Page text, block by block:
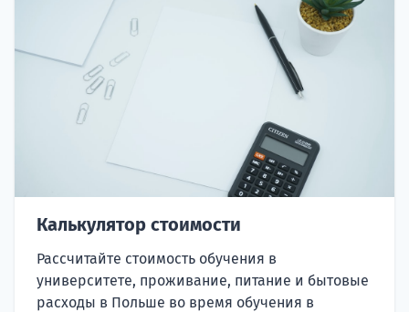
Калькулятор стоимости
Рассчитайте стоимость обучения в
университете, проживание, питание и бытовые
расходы в Польше во время обучения в